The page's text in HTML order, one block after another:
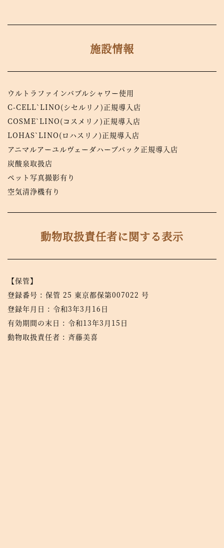
施設情報
ウルトラファインバブルシャワー使用
C-CELL`LINO(シセルリノ)正規導入店
COSME`LINO(コスメリノ)正規導入店
LOHAS`LINO(ロハスリノ)正規導入店
アニマルアーユルヴェーダハーブパック正規導入店
炭酸泉取扱店
ペット写真撮影有り
空気清浄機有り
動物取扱責任者に関する表示
【保管】
登録番号 : 保管 25 東京都保第007022 号
登録年月日 : 令和3年3月16日
有効期間の末日 : 令和13年3月15日
動物取扱責任者 : 斉藤美喜